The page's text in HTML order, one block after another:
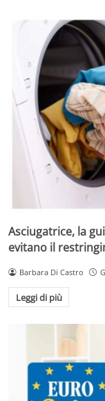
Asciugatrice, la
evitano il
Barbara Di Castro
Leggi di più